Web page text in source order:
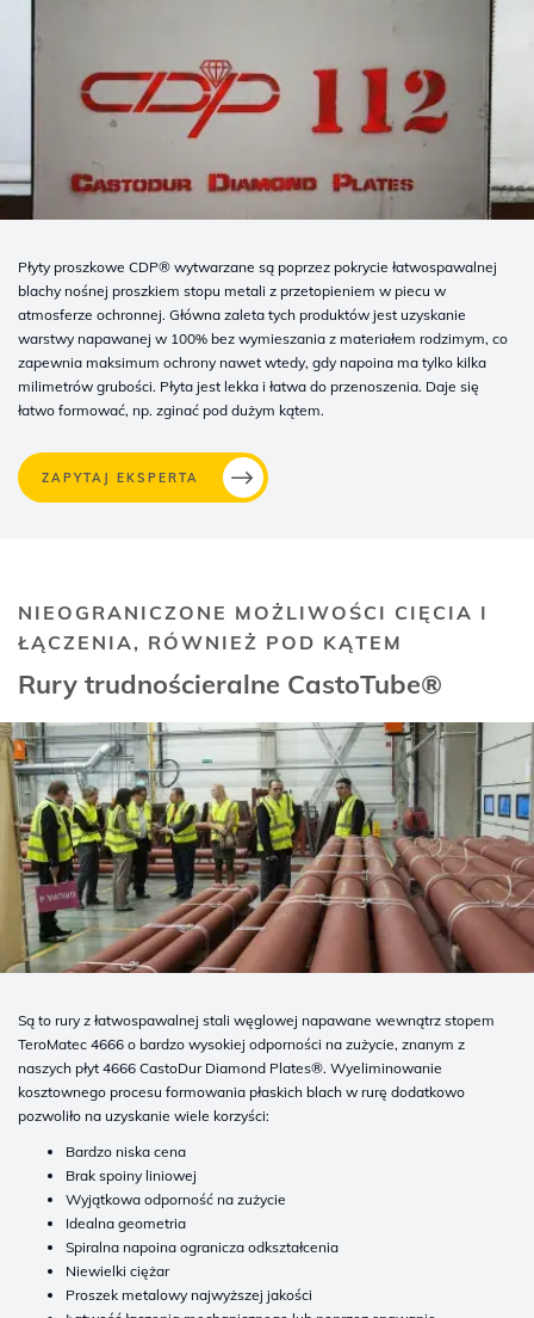
Płyty proszkowe CDP® wytwarzane są poprzez pokrycie łatwospawalnej
blachy nośnej proszkiem stopu metali z przetopieniem w piecu w
atmosferze ochronnej. Główna zaleta tych produktów jest uzyskanie
warstwy napawanej w 100% bez wymieszania z materiałem rodzimym, co
zapewnia maksimum ochrony nawet wtedy, gdy napoina ma tylko kilka
milimetrów grubości. Płyta jest lekka i łatwa do przenoszenia. Daje się
łatwo formować, np. zginać pod dużym kątem.
ZAPYTAJ EKSPERTA
NIEOGRANICZONE MOŻLIWOŚCI CIĘCIA I
ŁĄCZENIA, RÓWNIEŻ POD KĄTEM
Rury trudnościeralne CastoTube®
Są to rury z łatwospawalnej stali węglowej napawane wewnątrz stopem
TeroMatec 4666 o bardzo wysokiej odporności na zużycie, znanym z
naszych płyt 4666 CastoDur Diamond Plates®. Wyeliminowanie
kosztownego procesu formowania płaskich blach w rurę dodatkowo
pozwoliło na uzyskanie wiele korzyści:
Bardzo niska cena
Brak spoiny liniowej
Wyjątkowa odporność na zużycie
Idealna geometria
Spiralna napoina ogranicza odkształcenia
Niewielki ciężar
Proszek metalowy najwyższej jakości